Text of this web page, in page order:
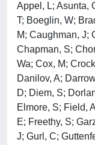
Appel, L; Asunta,
T; Boeglin, W;
M; Caughman, J;
Chapman, S;
Wa; Cox, M;
Danilov, A;
D; Diem, S;
Elmore, S; Field,
E; Freethy, S;
J; Gurl, C;